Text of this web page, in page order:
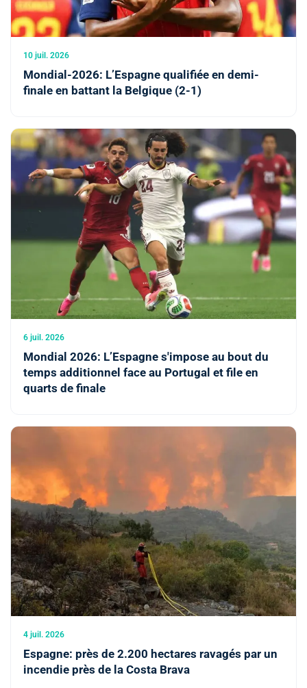
10 juil. 2026
Mondial-2026: L’Espagne qualifiée en demi-
finale en battant la Belgique (2-1)
6 juil. 2026
Mondial 2026: L’Espagne s'impose au bout du
temps additionnel face au Portugal et file en
quarts de finale
4 juil. 2026
Espagne: près de 2.200 hectares ravagés par un
incendie près de la Costa Brava